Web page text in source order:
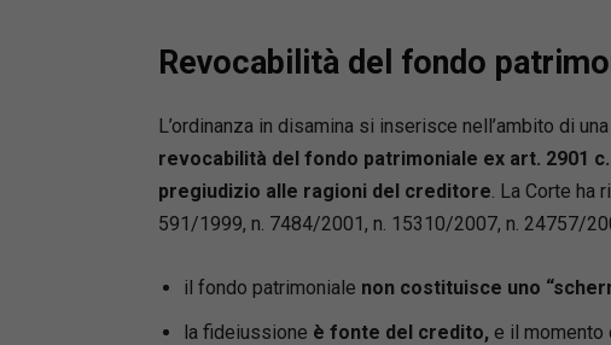
Revocabilità del fondo
L’ordinanza in disamina si inserisce nell’ambito di
revocabilità del fondo patrimoniale ex art. 2901
pregiudizio alle ragioni del creditore. La Corte ha
591/1999, n. 7484/2001, n. 15310/2007, n. 24757/
il fondo patrimoniale non costituisce uno
la fideiussione è fonte del credito, e il momento